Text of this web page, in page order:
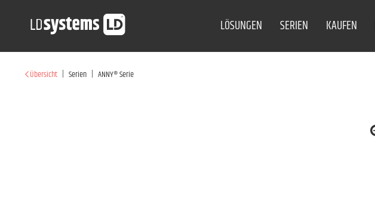
LÖSUNGEN SERIEN KAUFEN
Übersicht | Serien | ANNY® Serie